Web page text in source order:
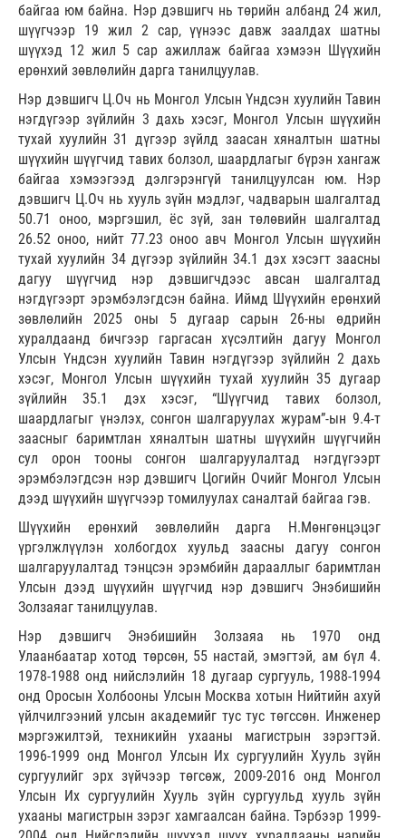
байгаа юм байна. Нэр дэвшигч нь төрийн албанд 24 жил,
шүүгчээр 19 жил 2 cap, үүнээс давж заалдах шатны
шүүхэд 12 жил 5 сар ажиллаж байгаа хэмээн Шүүхийн
ерөнхий зөвлөлийн дарга танилцуулав.
Нэр дэвшигч Ц.Оч нь Монгол Улсын Үндсэн хуулийн Тавин
нэгдүгээр зүйлийн 3 дахь хэсэг, Монгол Улсын шүүхийн
тухай хуулийн 31 дүгээр зүйлд заасан хяналтын шатны
шүүхийн шүүгчид тавих болзол, шаардлагыг бүрэн хангаж
байгаа хэмээгээд дэлгэрэнгүй танилцуулсан юм. Нэр
дэвшигч Ц.Оч нь хууль зүйн мэдлэг, чадварын шалгалтад
50.71 оноо, мэргэшил, ёс зүй, зан төлөвийн шалгалтад
26.52 оноо, нийт 77.23 оноо авч Монгол Улсын шүүхийн
тухай хуулийн 34 дүгээр зүйлийн 34.1 дэх хэсэгт заасны
дагуу шүүгчид нэр дэвшигчдээс авсан шалгалтад
нэгдүгээрт эрэмбэлэгдсэн байна. Иймд Шүүхийн ерөнхий
зөвлөлийн 2025 оны 5 дугаар сарын 26-ны өдрийн
хуралдаанд бичгээр гаргасан хүсэлтийн дагуу Монгол
Улсын Үндсэн хуулийн Тавин нэгдүгээр зүйлийн 2 дахь
хэсэг, Монгол Улсын шүүхийн тухай хуулийн 35 дугаар
зүйлийн 35.1 дэх хэсэг, “Шүүгчид тавих болзол,
шаардлагыг үнэлэх, сонгон шалгаруулах журам”-ын 9.4-т
заасныг баримтлан хяналтын шатны шүүхийн шүүгчийн
сул орон тооны сонгон шалгаруулалтад нэгдүгээрт
эрэмбэлэгдсэн нэр дэвшигч Цогийн Очийг Монгол Улсын
дээд шүүхийн шүүгчээр томилуулах саналтай байгаа гэв.
Шүүхийн ерөнхий зөвлөлийн дарга Н.Мөнгөнцэцэг
үргэлжлүүлэн холбогдох хуульд заасны дагуу сонгон
шалгаруулалтад тэнцсэн эрэмбийн дарааллыг баримтлан
Улсын дээд шүүхийн шүүгчид нэр дэвшигч Энэбишийн
Золзаяаг танилцуулав.
Нэр дэвшигч Энэбишийн 3олзаяа нь 1970 онд
Улаанбаатар хотод төрсөн, 55 настай, эмэгтэй, ам бүл 4.
1978-1988 онд нийслэлийн 18 дугаар сургууль, 1988-1994
онд Оросын Холбооны Улсын Москва хотын Нийтийн ахуй
үйлчилгээний улсын академийг тус тус төгссөн. Инженер
мэргэжилтэй, техникийн ухааны магистрын зэрэгтэй.
1996-1999 онд Монгол Улсын Их сургуулийн Хууль зүйн
сургуулийг эрх зүйчээр төгсөж, 2009-2016 онд Монгол
Улсын Их сургуулийн Хууль зүйн сургуульд хууль зүйн
ухааны магистрын зэрэг хамгаалсан байна. Тэрбээр 1999-